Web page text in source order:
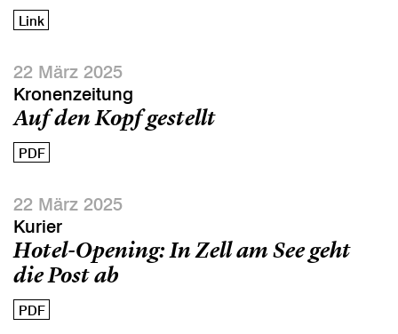
Link
22 März 2025
Kronenzeitung
Auf den Kopf gestellt
PDF
22 März 2025
Kurier
Hotel-Opening: In Zell am See geht
die Post ab
PDF